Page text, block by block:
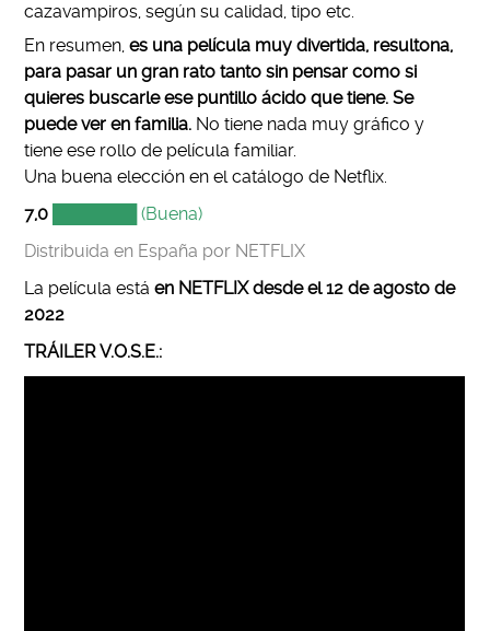
cazavampiros, según su calidad, tipo etc.
En resumen,es una película muy divertida, resultona,
para pasar un gran rato tanto sin pensar como si
quieres buscarle ese puntillo ácido que tiene. Se
puede ver en familia. No tiene nada muy gráfico y
tiene ese rollo de película familiar.
Una buena elección en el catálogo de Netflix.
7,0
███████ (Buena)
Distribuida en España por NETFLIX
La película estáen NETFLIX desde el 12 de agosto de
2022
TRÁILER V.O.S.E.: